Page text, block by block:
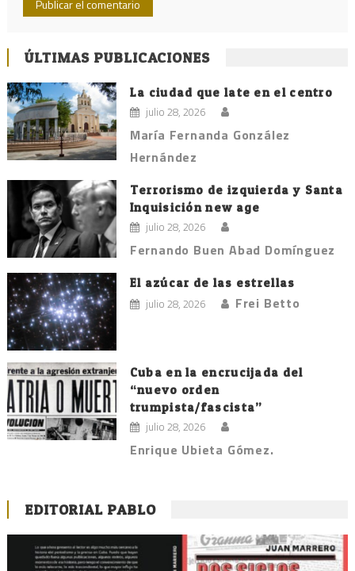
ÚLTIMAS PUBLICACIONES
La ciudad que late en el centro
julio 28, 2026
María Fernanda González
Hernández
Terrorismo de izquierda y Santa
Inquisición new age
julio 28, 2026
Fernando Buen Abad Domínguez
El azúcar de las estrellas
julio 28, 2026 Frei Betto
Cuba en la encrucijada del
“nuevo orden
trumpista/fascista”
julio 28, 2026
Enrique Ubieta Gómez.
EDITORIAL PABLO